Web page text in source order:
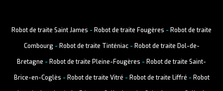
Robot de traite Saint James - Robot de traite Fougères - Robot de traite
Combourg - Robot de traite Tinténiac- Robot de traite Dol-de-
Bretagne - Robot de traite Pleine-Fougères - Robot de traite Saint-
Brice-en-Coglès - Robot de traite Vitré - Robot de traite Liffré - Robot